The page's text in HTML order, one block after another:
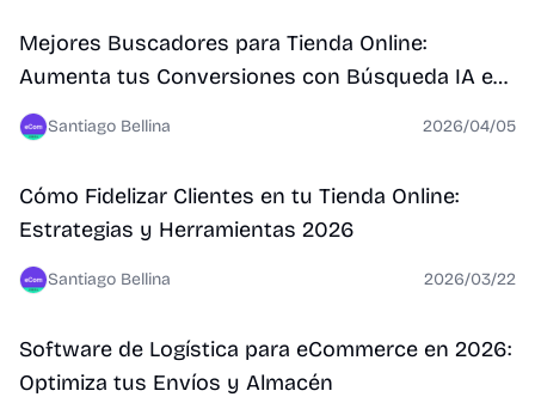
Mejores Buscadores para Tienda Online:
Aumenta tus Conversiones con Búsqueda IA en
2026
Santiago Bellina 2026/04/05
Cómo Fidelizar Clientes en tu Tienda Online:
Estrategias y Herramientas 2026
Santiago Bellina 2026/03/22
Software de Logística para eCommerce en 2026:
Optimiza tus Envíos y Almacén